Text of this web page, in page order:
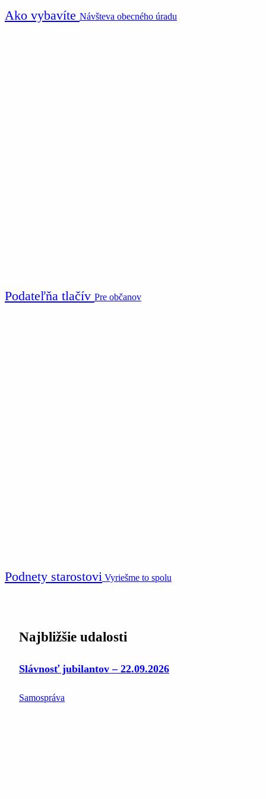
Ako vybavíte Návšteva obecného úradu
Podateľňa tlačív Pre občanov
Podnety starostovi Vyriešme to spolu
Najbližšie udalosti
Slávnosť jubilantov – 22.09.2026
Samospráva